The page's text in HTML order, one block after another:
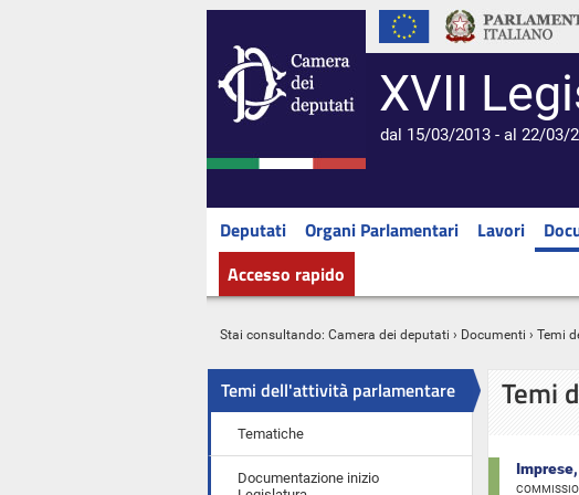
XVII
dal 15/03/2013 - al 22/03/
Deputati Organi Parlamentari Lavori
Accesso rapido
Stai consultando: Camera dei deputati › Documenti › Temi
Temi dell'attività parlamentare
Tematiche
Documentazione inizio
Temi